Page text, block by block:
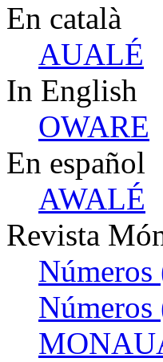
En català
AUALÉ
In English
OWARE
En español
AWALÉ
Revista